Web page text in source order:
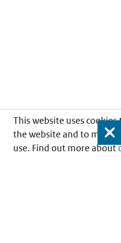
This website uses
the website and to make
use. Find out more about
Close